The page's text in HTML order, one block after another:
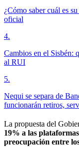
¿Cómo saber cuál es
oficial
4.
Cambios en el Sisbén:
al RUI
5.
Nequi se separa de
funcionarán retiros,
La propuesta del
19% a las
preocupación entre